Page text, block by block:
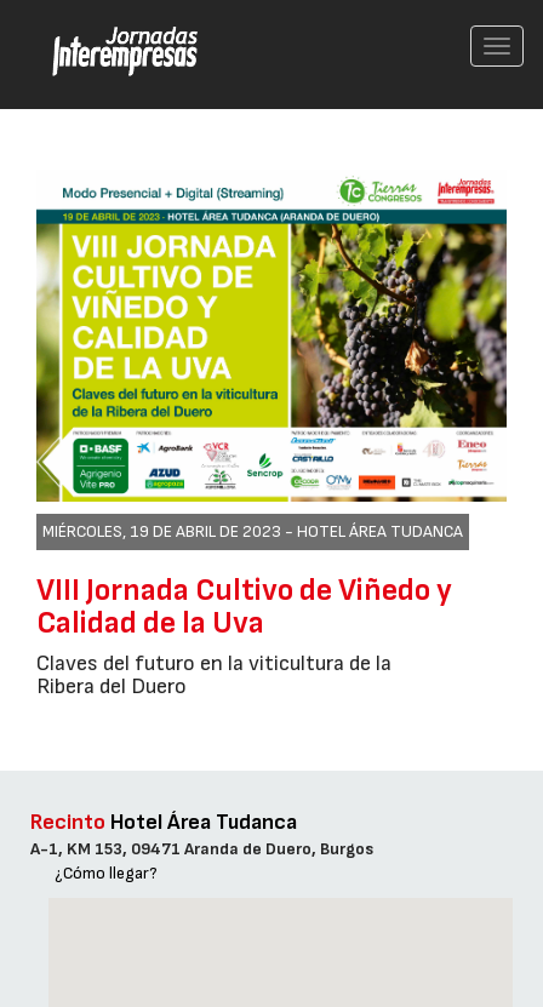
MIÉRCOLES, 19 DE ABRIL DE 2023 - HOTEL ÁREA TUDANCA
VIII Jornada Cultivo de Viñedo y
Calidad de la Uva
Claves del futuro en la viticultura de la
Ribera del Duero
Recinto Hotel Área Tudanca
A-1, KM 153, 09471 Aranda de Duero, Burgos
¿Cómo llegar?